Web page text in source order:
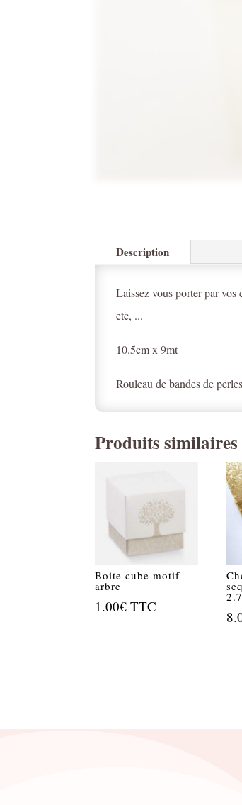
Description
Laissez vous porter par vos
etc, ...
10.5cm x 9mt
Rouleau de bandes de
Produits similaires
Boite cube motif
arbre
1.00€ TTC